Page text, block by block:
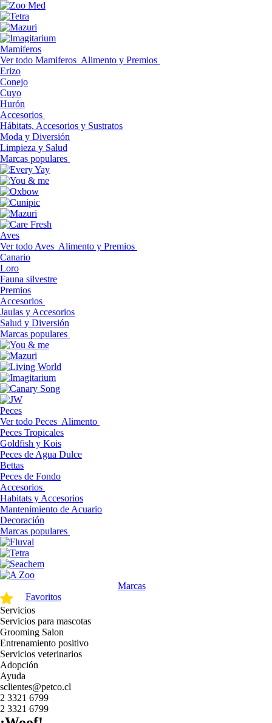
Mamiferos
Ver todo Mamiferos Alimento y Premios
Erizo
Conejo
Cuyo
Hurón
Accesorios
Hábitats, Accesorios y Sustratos
Moda y Diversión
Limpieza y Salud
Marcas populares
Aves
Ver todo Aves Alimento y Premios
Canario
Loro
Fauna silvestre
Premios
Accesorios
Jaulas y Accesorios
Salud y Diversión
Marcas populares
Peces
Ver todo Peces Alimento
Peces Tropicales
Goldfish y Kois
Peces de Agua Dulce
Bettas
Peces de Fondo
Accesorios
Habitats y Accesorios
Mantenimiento de Acuario
Decoración
Marcas populares
Marcas
Favoritos
Servicios
Servicios para mascotas
Grooming Salon
Entrenamiento positivo
Servicios veterinarios
Adopción
Ayuda
sclientes@petco.cl
2 3321 6799
2 3321 6799